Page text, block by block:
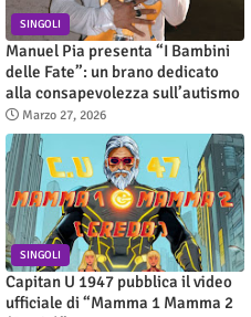
SINGOLI
Manuel Pia presenta “I Bambini
delle Fate”: un brano dedicato
alla consapevolezza sull’autismo
Marzo 27, 2026
SINGOLI
Capitan U 1947 pubblica il video
ufficiale di “Mamma 1 Mamma 2